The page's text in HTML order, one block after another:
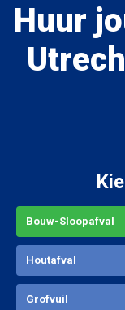
Huur
Bouw-Sloopafval
Houtafval
Grofvuil